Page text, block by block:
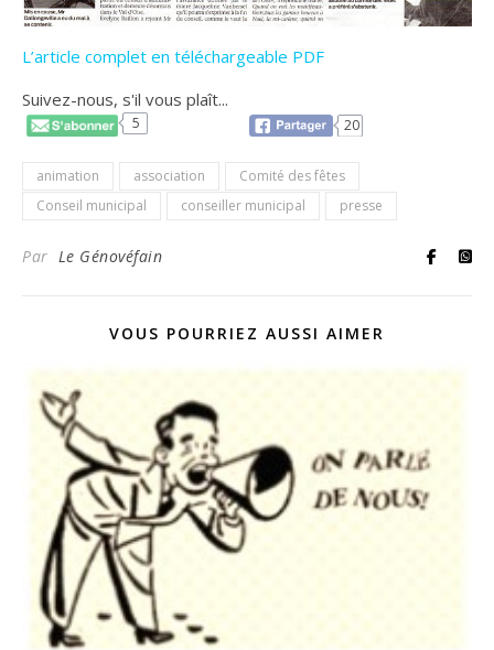
L’article complet en téléchargeable PDF
Suivez-nous, s'il vous plaît...
5 20
animation association
Comité des fêtes
Conseil municipal
conseiller municipal presse
Par Le Génovéfain
VOUS POURRIEZ AUSSI AIMER